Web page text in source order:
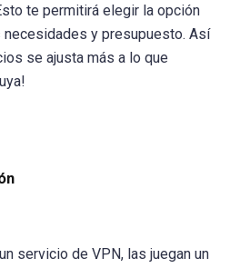
te permitirá elegir la opción
y presupuesto. Así
se ajusta más a lo que
servicio de VPN, las juegan un